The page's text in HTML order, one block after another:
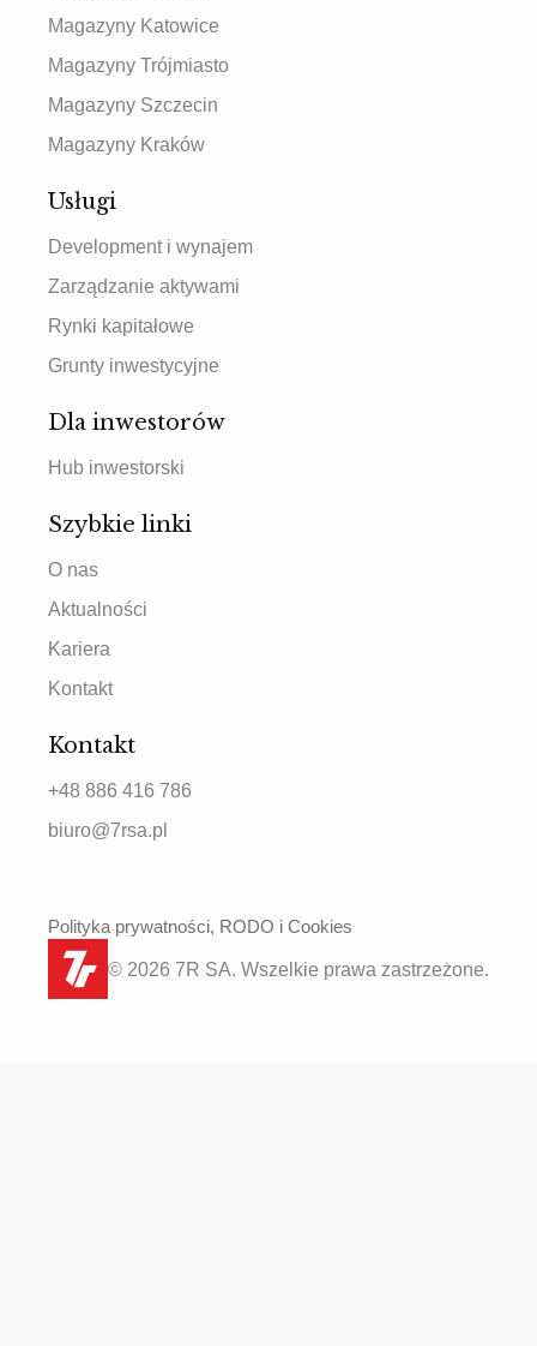
Magazyny Katowice
Magazyny Trójmiasto
Magazyny Szczecin
Magazyny Kraków
Usługi
Development i wynajem
Zarządzanie aktywami
Rynki kapitałowe
Grunty inwestycyjne
Dla inwestorów
Hub inwestorski
Szybkie linki
O nas
Aktualności
Kariera
Kontakt
Kontakt
+48 886 416 786
biuro@7rsa.pl
© 2026 7R SA. Wszelkie prawa zastrzeżone.
Polityka prywatności, RODO i Cookies